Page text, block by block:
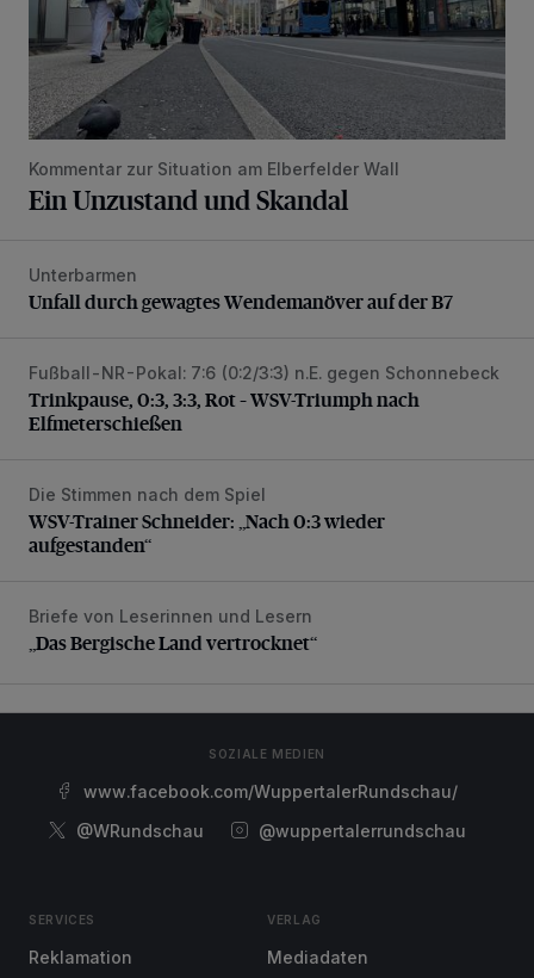
Kommentar zur Situation am Elberfelder Wall
Ein Unzustand und Skandal
Unfall durch gewagtes Wendemanöver auf der B7
Unterbarmen
Unfall durch gewagtes Wendemanöver auf der B7
Trinkpause, 0:3, 3:3, Rot – WSV-Triumph nach
Fußball-NR-Pokal: 7:6 (0:2/3:3) n.E. gegen Schonnebeck
Trinkpause, 0:3, 3:3, Rot – WSV-Triumph nach
Elfmeterschießen
WSV-Trainer Schneider: „Nach 0:3 wieder aufgestanden“
Die Stimmen nach dem Spiel
WSV-Trainer Schneider: „Nach 0:3 wieder
aufgestanden“
„Das Bergische Land vertrocknet“
Briefe von Leserinnen und Lesern
„Das Bergische Land vertrocknet“
SOZIALE MEDIEN
www.facebook.com/WuppertalerRundschau/
@WRundschau
@wuppertalerrundschau
SERVICES
Reklamation
VERLAG
Mediadaten